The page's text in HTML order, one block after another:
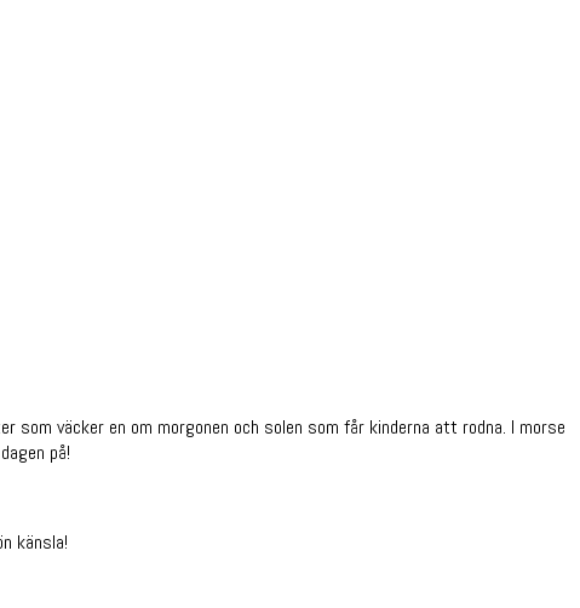
väcker en om morgonen och solen som får kinderna att rodna. I morse
på!
känsla!